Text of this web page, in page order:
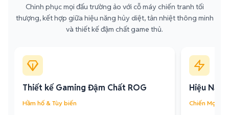
Chinh phục mọi đấu trường ảo với cỗ máy chiến tranh tối
thượng, kết hợp giữa hiệu năng hủy diệt, tản nhiệt thông minh
và thiết kế đậm chất game thủ.
Thiết kế Gaming Đậm Chất ROG
Hầm hố & Tùy biến
Hiệu
Chiến Mọi